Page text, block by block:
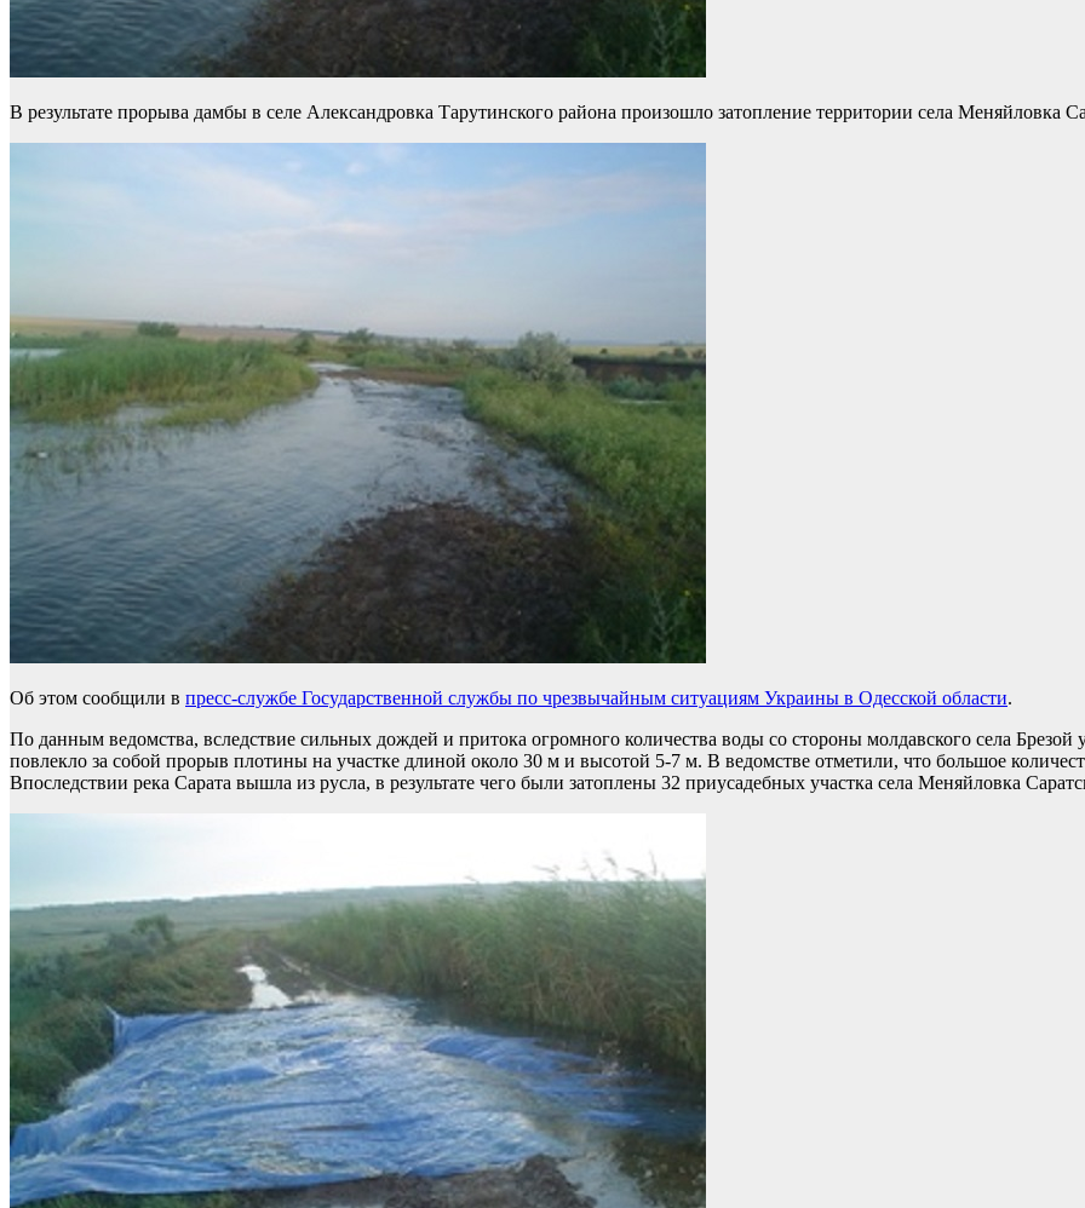
В результате прорыва дамбы в селе Александровка Тарутинского района произошло затопление территории села Меняйловка
Об этом сообщили в пресс-службе Государственной службы по чрезвычайным ситуациям Украины в Одесской области.
По данным ведомства, вследствие сильных дождей и притока огромного количества воды со стороны молдавского села
повлекло за собой прорыв плотины на участке длиной около 30 м и высотой 5-7 м. В ведомстве отметили, что большое
Впоследствии река Сарата вышла из русла, в результате чего были затоплены 32 приусадебных участка села Меняйловка